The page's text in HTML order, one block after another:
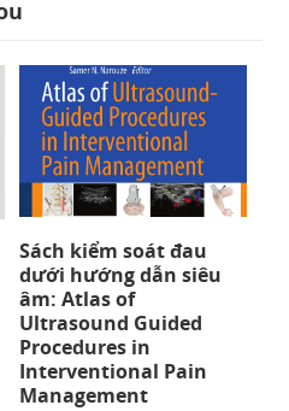
Sách kiểm soát đau
dưới hướng dẫn siêu
âm: Atlas of
Ultrasound Guided
Procedures in
Interventional Pain
Management